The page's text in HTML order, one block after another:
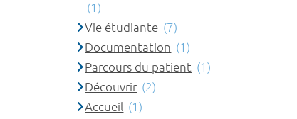
(1)
Vie étudiante (7)
Documentation (1)
Parcours du patient (1)
Découvrir (2)
Accueil (1)